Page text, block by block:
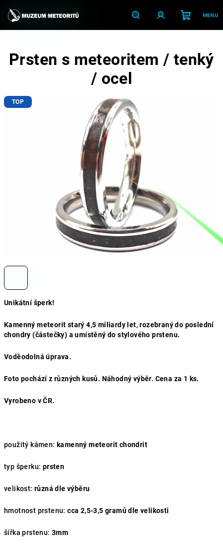
obsah
HledatPřihlášeníNákupní
košík
Unikátní šperk!
Kamenný meteorit starý 4,5 miliardy let, rozebraný do poslední
chondry (částečky) a umístěný do stylového prstenu.
Voděodolná úprava.
Foto pochází z různých kusů. Náhodný výběr. Cena za 1 ks.
Vyrobeno v ČR.
použitý kámen: kamenný meteorit chondrit
typ šperku: prsten
velikost: různá dle výběru
hmotnost prstenu:cca 2,5-3,5 gramů dle velikosti
šířka prstenu: 3mm
Prsten s meteoritem / tenký
/ ocel
TOP